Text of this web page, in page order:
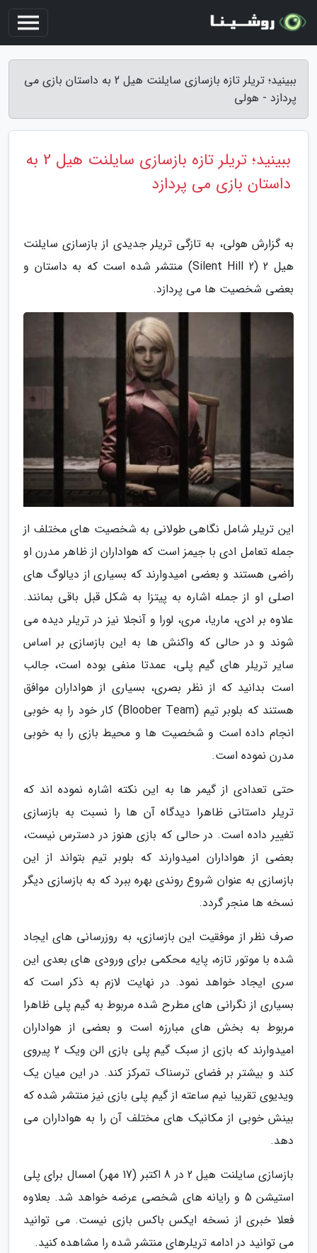
ببینید؛ تریلر تازه بازسازی سایلنت هیل 2 به داستان بازی می
پردازد - هولی
ببینید؛ تریلر تازه بازسازی سایلنت هیل 2 به
داستان بازی می پردازد
به گزارش هولی، به تازگی تریلر جدیدی از بازسازی سایلنت
هیل 2 (Silent Hill 2) منتشر شده است که به داستان و
بعضی شخصیت ها می پردازد.
این تریلر شامل نگاهی طولانی به شخصیت های مختلف از
جمله تعامل ادی با جیمز است که هواداران از ظاهر مدرن او
راضی هستند و بعضی امیدوارند که بسیاری از دیالوگ های
اصلی او از جمله اشاره به پیتزا به شکل قبل باقی بمانند.
علاوه بر ادی، ماریا، مری، لورا و آنجلا نیز در تریلر دیده می
شوند و در حالی که واکنش ها به این بازسازی بر اساس
سایر تریلر های گیم پلی، عمدتا منفی بوده است، جالب
است بدانید که از نظر بصری، بسیاری از هواداران موافق
هستند که بلوبر تیم (Bloober Team) کار خود را به خوبی
انجام داده است و شخصیت ها و محیط بازی را به خوبی
مدرن نموده است.
حتی تعدادی از گیمر ها به این نکته اشاره نموده اند که
تریلر داستانی ظاهرا دیدگاه آن ها را نسبت به بازسازی
تغییر داده است. در حالی که بازی هنوز در دسترس نیست،
بعضی از هواداران امیدوارند که بلوبر تیم بتواند از این
بازسازی به عنوان شروع روندی بهره ببرد که به بازسازی دیگر
نسخه ها منجر گردد.
صرف نظر از موفقیت این بازسازی، به روزرسانی های ایجاد
شده با موتور تازه، پایه محکمی برای ورودی های بعدی این
سری ایجاد خواهد نمود. در نهایت لازم به ذکر است که
بسیاری از نگرانی های مطرح شده مربوط به گیم پلی ظاهرا
مربوط به بخش های مبارزه است و بعضی از هواداران
امیدوارند که بازی از سبک گیم پلی بازی الن ویک 2 پیروی
کند و بیشتر بر فضای ترسناک تمرکز کند. در این میان یک
ویدیوی تقریبا نیم ساعته از گیم پلی بازی نیز منتشر شده که
بینش خوبی از مکانیک های مختلف آن را به هواداران می
دهد.
بازسازی سایلنت هیل 2 در 8 اکتبر (17 مهر) امسال برای پلی
استیشن 5 و رایانه های شخصی عرضه خواهد شد. بعلاوه
فعلا خبری از نسخه ایکس باکس بازی نیست. می توانید
می توانید در ادامه تریلرهای منتشر شده را مشاهده کنید.